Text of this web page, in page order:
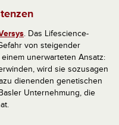
. Das Lifescience-
von steigender
unerwarteten Ansatz:
wird sie sozusagen
dienenden genetischen
Unternehmung, die